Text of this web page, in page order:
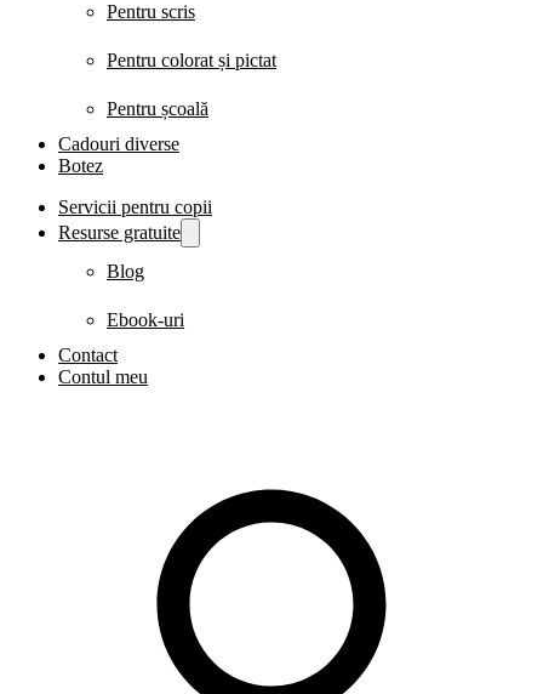
Pentru scris
Pentru colorat și pictat
Pentru școală
Cadouri diverse
Botez
Servicii pentru copii
Resurse gratuite
Blog
Ebook-uri
Contact
Contul meu